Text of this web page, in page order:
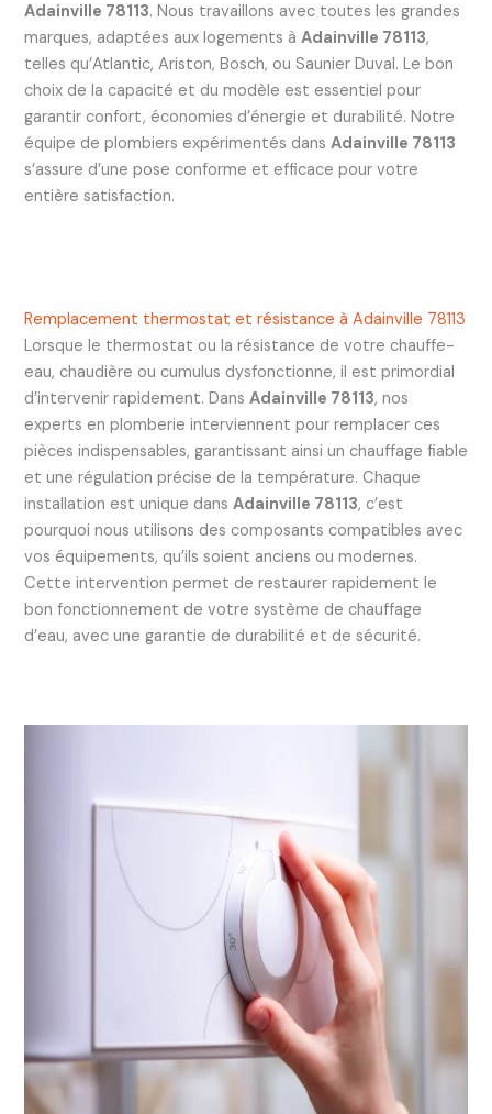
Adainville 78113. Nous travaillons avec toutes les grandes
marques, adaptées aux logements à Adainville 78113,
telles qu’Atlantic, Ariston, Bosch, ou Saunier Duval. Le bon
choix de la capacité et du modèle est essentiel pour
garantir confort, économies d’énergie et durabilité. Notre
équipe de plombiers expérimentés dans Adainville 78113
s’assure d’une pose conforme et efficace pour votre
entière satisfaction.
Remplacement thermostat et résistance à Adainville 78113
Lorsque le thermostat ou la résistance de votre chauffe-
eau, chaudière ou cumulus dysfonctionne, il est primordial
d’intervenir rapidement. Dans Adainville 78113, nos
experts en plomberie interviennent pour remplacer ces
pièces indispensables, garantissant ainsi un chauffage fiable
et une régulation précise de la température. Chaque
installation est unique dans Adainville 78113, c’est
pourquoi nous utilisons des composants compatibles avec
vos équipements, qu’ils soient anciens ou modernes.
Cette intervention permet de restaurer rapidement le
bon fonctionnement de votre système de chauffage
d’eau, avec une garantie de durabilité et de sécurité.